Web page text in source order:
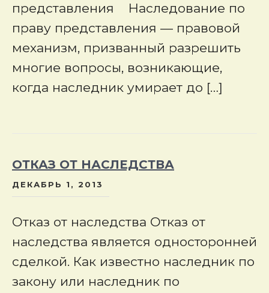
представления Наследование по
праву представления — правовой
механизм, призванный разрешить
многие вопросы, возникающие,
когда наследник умирает до […]
ОТКАЗ ОТ НАСЛЕДСТВА
ДЕКАБРЬ 1, 2013
Отказ от наследства Отказ от
наследства является односторонней
сделкой. Как известно наследник по
закону или наследник по